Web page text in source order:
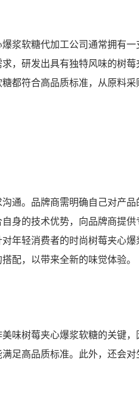
浆软糖代加工公司通常拥有
，研发出具有独特风味的树莓
都符合高品质标准，从原料采
通。品牌商需明确自己对产品
身的技术优势，向品牌商提
年轻消费者的时尚树莓夹心爆
配，以带来全新的味觉体验。
味树莓夹心爆浆软糖的关键，
足高品质标准。此外，还会